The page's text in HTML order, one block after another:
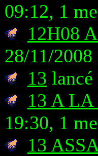
09:12, 1
12H08
28/11/2008
13
13 A
19:30, 1
13